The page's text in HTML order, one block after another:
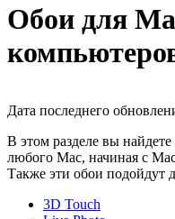
Обои для
Дата последнего
В этом разделе вы
любого Mac, начиная с
Также эти обои подойдут
3D Touch